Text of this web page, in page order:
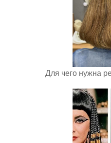
Для чего нужна